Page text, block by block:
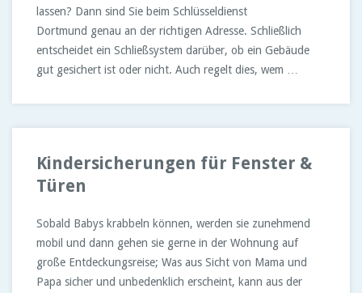
lassen? Dann sind Sie beim Schlüsseldienst
Dortmund genau an der richtigen Adresse. Schließlich
entscheidet ein Schließsystem darüber, ob ein Gebäude
gut gesichert ist oder nicht. Auch regelt dies, wem …
Kindersicherungen für Fenster &
Türen
Sobald Babys krabbeln können, werden sie zunehmend
mobil und dann gehen sie gerne in der Wohnung auf
große Entdeckungsreise; Was aus Sicht von Mama und
Papa sicher und unbedenklich erscheint, kann aus der